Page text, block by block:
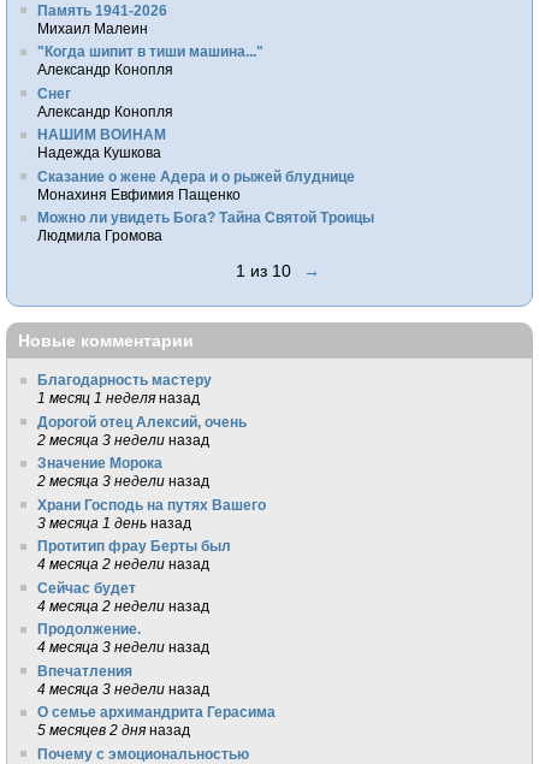
Память 1941-2026
Михаил Малеин
"Когда шипит в тиши машина..."
Александр Конопля
Снег
Александр Конопля
НАШИМ ВОИНАМ
Надежда Кушкова
Сказание о жене Адера и о рыжей блуднице
Монахиня Евфимия Пащенко
Можно ли увидеть Бога? Тайна Святой Троицы
Людмила Громова
1 из 10 →
Новые комментарии
Благодарность мастеру
1 месяц 1 неделя назад
Дорогой отец Алексий, очень
2 месяца 3 недели назад
Значение Морока
2 месяца 3 недели назад
Храни Господь на путях Вашего
3 месяца 1 день назад
Протитип фрау Берты был
4 месяца 2 недели назад
Сейчас будет
4 месяца 2 недели назад
Продолжение.
4 месяца 3 недели назад
Впечатления
4 месяца 3 недели назад
О семье архимандрита Герасима
5 месяцев 2 дня назад
Почему с эмоциональностью